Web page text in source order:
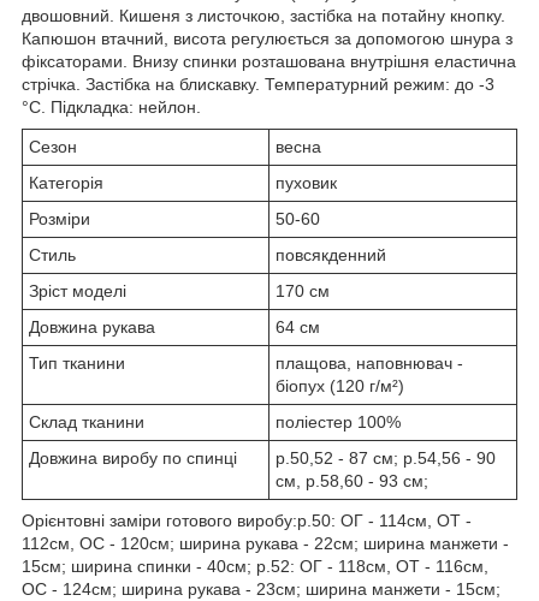
двошовний. Кишеня з листочкою, застібка на потайну кнопку.
Капюшон втачний, висота регулюється за допомогою шнура з
фіксаторами. Внизу спинки розташована внутрішня еластична
стрічка. Застібка на блискавку. Температурний режим: до -3
°C. Підкладка: нейлон.
Сезон
весна
Категорія
пуховик
Розміри
50-60
Стиль
повсякденний
Зріст моделі
170 см
Довжина рукава
64 см
Тип тканини
плащова, наповнювач -
біопух (120 г/м²)
Склад тканини
поліестер 100%
Довжина виробу по спинці
р.50,52 - 87 см; р.54,56 - 90
см, р.58,60 - 93 см;
Орієнтовні заміри готового виробу:р.50: ОГ - 114см, ОТ -
112см, ОС - 120см; ширина рукава - 22см; ширина манжети -
15см; ширина спинки - 40см; р.52: ОГ - 118см, ОТ - 116см,
ОС - 124см; ширина рукава - 23см; ширина манжети - 15см;